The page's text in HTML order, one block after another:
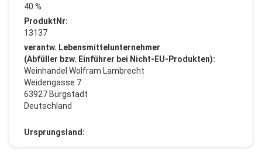
40 %
ProduktNr:
13137
verantw. Lebensmittelunternehmer
(Abfüller bzw. Einführer bei Nicht-EU-Produkten):
Weinhandel Wolfram Lambrecht
Weidengasse 7
63927 Bürgstadt
Deutschland
Ursprungsland: